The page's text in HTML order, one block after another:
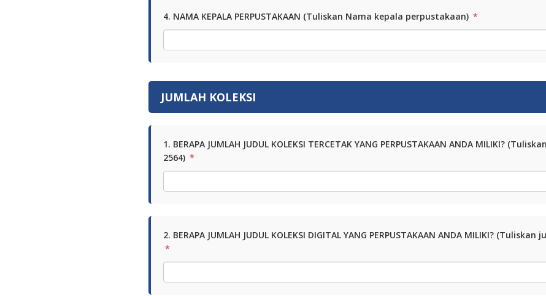
4. NAMA KEPALA PERPUSTAKAAN (Tuliskan Nama kepala perpustakaan) *
JUMLAH KOLEKSI
1. BERAPA JUMLAH JUDUL KOLEKSI TERCETAK YANG PERPUSTAKAAN ANDA MILIKI?
2564) *
2. BERAPA JUMLAH JUDUL KOLEKSI DIGITAL YANG PERPUSTAKAAN ANDA MILIKI?
*